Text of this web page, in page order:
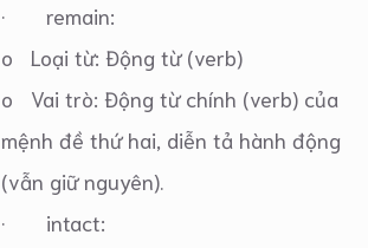
· remain:
o Loại từ: Động từ (verb)
o Vai trò: Động từ chính (verb) của
mệnh đề thứ hai, diễn tả hành động
(vẫn giữ nguyên).
· intact: